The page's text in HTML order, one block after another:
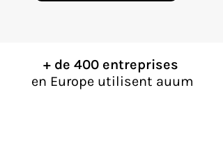
+ de 400 entreprises
en Europe utilisent auum